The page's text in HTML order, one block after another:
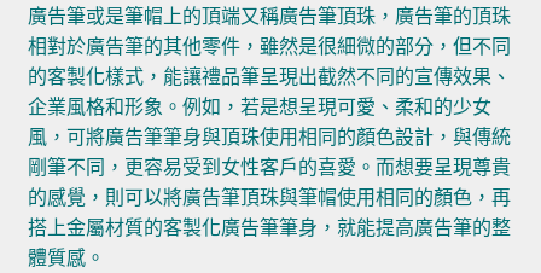
廣告筆或是筆帽上的頂端又稱廣告筆頂珠，廣告筆的頂珠
相對於廣告筆的其他零件，雖然是很細微的部分，但不同
的客製化樣式，能讓禮品筆呈現出截然不同的宣傳效果、
企業風格和形象。例如，若是想呈現可愛、柔和的少女
風，可將廣告筆筆身與頂珠使用相同的顏色設計，與傳統
剛筆不同，更容易受到女性客戶的喜愛。而想要呈現尊貴
的感覺，則可以將廣告筆頂珠與筆帽使用相同的顏色，再
搭上金屬材質的客製化廣告筆筆身，就能提高廣告筆的整
體質感。